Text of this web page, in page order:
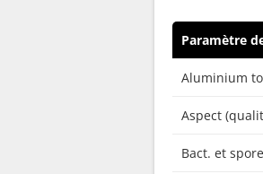
Paramètre
Aluminium
Aspect
Bact. et